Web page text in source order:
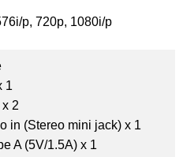
p, 720p, 1080i/p
1
2
in (Stereo mini jack) x 1
A (5V/1.5A) x 1